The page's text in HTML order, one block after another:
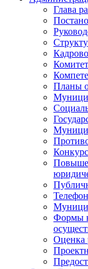
Глава
Планы
Формы
Оценка